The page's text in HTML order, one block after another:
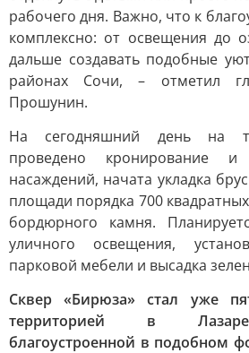
рабочего дня. Важно, что к
комплексно: от освещения до
дальше создавать подобные
районах Сочи, – отметил
Прошунин.
На сегодняшний день на
проведено кронирование и
насаждений, начата укладка
площади порядка 700
бордюрного камня.
уличного освещения,
парковой мебели и высадка
Сквер «Бирюза» стал уже
территорией в
благоустроенной в подобном